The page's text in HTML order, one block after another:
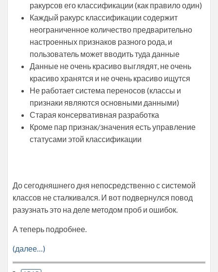
ракурсов его классификации (как правило один)
Каждый ракурс классификации содержит
неограниченное количество предварительно
настроенных признаков разного рода, и
пользователь может вводить туда данные
Данные не очень красиво выглядят, не очень
красиво хранятся и не очень красиво ищутся
Не работает система переносов (классы и
признаки являются основными данными)
Старая консервативная разработка
Кроме пар признак/значения есть управление
статусами этой классификации
До сегодняшнего дня непосредственно с системой
классов не сталкивался. И вот подвернулся повод
разузнать это на деле методом проб и ошибок.
А теперь подробнее.
(далее…)